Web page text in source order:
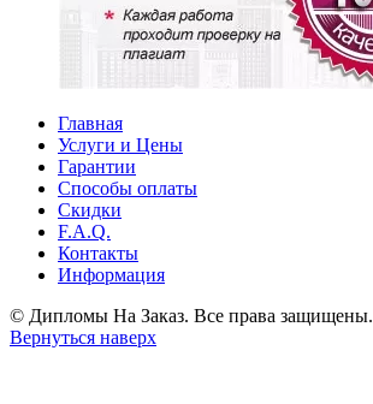
Главная
Услуги и Цены
Гарантии
Способы оплаты
Скидки
F.A.Q.
Контакты
Информация
© Дипломы На Заказ. Все права защищены.
Вернуться наверх